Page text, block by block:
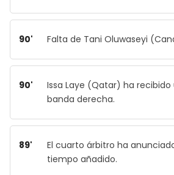
90' Falta de Tani Oluwaseyi
90'
Issa Laye (Qatar) ha
banda derecha.
89'
El cuarto árbitro ha
tiempo añadido.